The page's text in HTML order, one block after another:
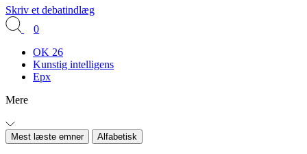
Skriv et debatindlæg
0
OK 26
Kunstig intelligens
Epx
Mere
Mest læste emner Alfabetisk